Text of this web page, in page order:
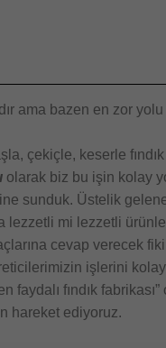
ama bazen en zor
çekiçle, keserle fındık
olarak biz bu işin kolay
sunduk. Üstelik
mi lezzetli
cevap verecek
işlerini
faydalı fındık
hareket ediyoruz.